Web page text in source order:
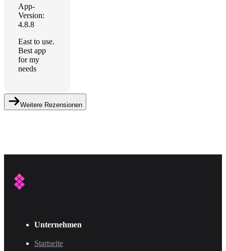
App-
Version:
4.8.8
East to use.
Best app
for my
needs
Weitere Rezensionen
Unternehmen
Startseite